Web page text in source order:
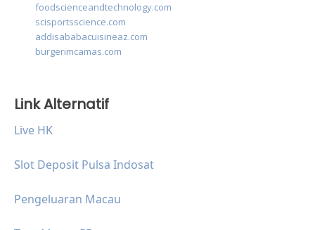
foodscienceandtechnology.com
scisportsscience.com
addisababacuisineaz.com
burgerimcamas.com
Link Alternatif
Live HK
Slot Deposit Pulsa Indosat
Pengeluaran Macau